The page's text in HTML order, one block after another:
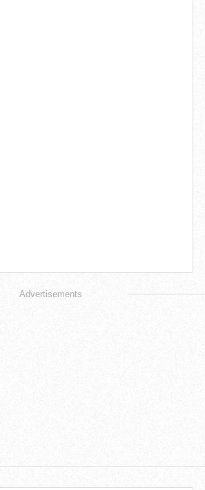
Advertisements